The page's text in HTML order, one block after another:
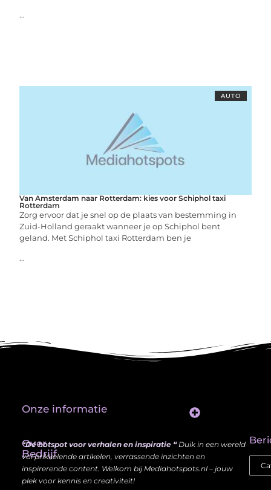
...
AUTO
Van Amsterdam naar Rotterdam: kies voor Schiphol taxi
Rotterdam
Zorg ervoor dat je snel op de plaats van bestemming in
Zuid-Holland geraakt wanneer je op Schiphol bent
geland. Met Schiphol taxi Rotterdam ben je
...
Over
Bedrijf
“Dé hotspot voor verhalen en inspiratie “Duik in een wereld
vol prikkelende artikelen, verrassende inzichten en
inspirerende content. Welkom bij Mediahotspots.nl – jouw
plek voor kennis en creativiteit!
Onze informatie